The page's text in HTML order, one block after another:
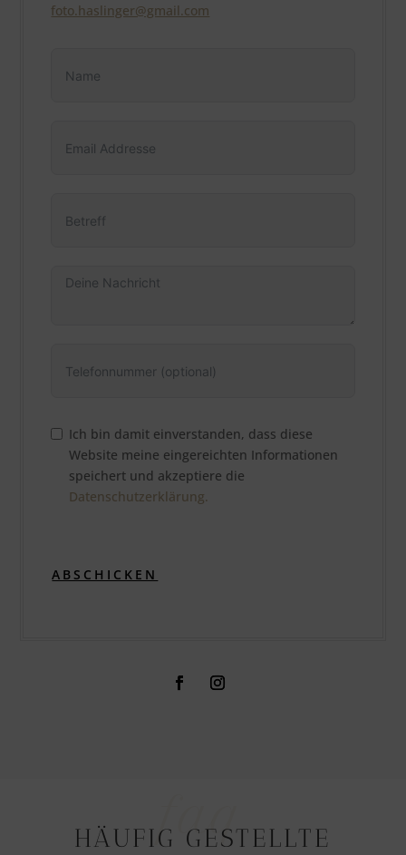
foto.haslinger@gmail.com
Ich bin damit einverstanden, dass diese
Website meine eingereichten Informationen
speichert und akzeptiere die
Datenschutzerklärung.
ABSCHICKEN
faq
HÄUFIG GESTELLTE